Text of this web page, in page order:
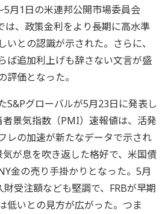
5月1日の米連邦公開市場委員会
は、政策金利をより長期に高水準
いとの認識が示された。さらに、
ば追加利上げも辞さない文言が盛
評価となった。
S&Pグローバルが5月23日に発表し
景気指数（PMI）速報値は、活発
レの加速が新たなデータで示され
が息を吹き返した格好で、米国債
金の売り手掛かりとなった。5月
受注額なども堅調で、FRBが早期
低いとの見方が広がった。つま